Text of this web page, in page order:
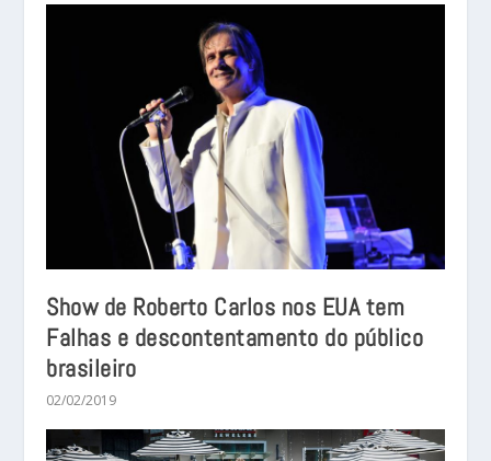
Show de Roberto Carlos nos EUA tem
Falhas e descontentamento do público
brasileiro
02/02/2019